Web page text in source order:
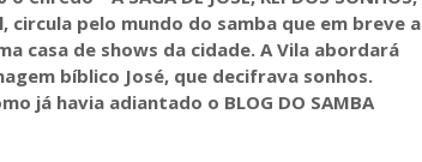
circula pelo mundo do samba que em breve a
casa de shows da cidade. A Vila abordará
bíblico José, que decifrava sonhos.
já havia adiantado o BLOG DO SAMBA